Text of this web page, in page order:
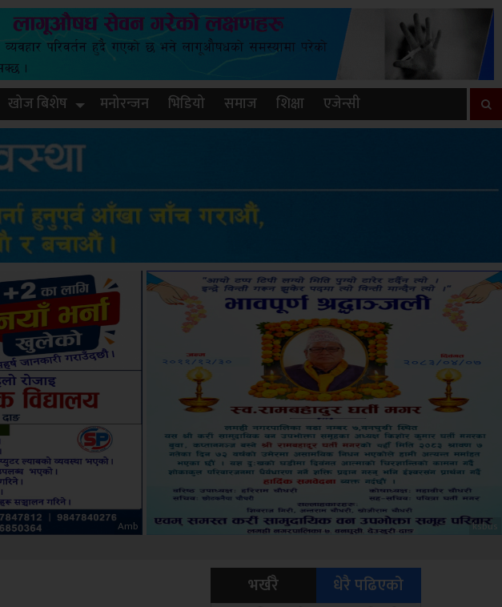
खोज बिशेष मनोरन्जन भिडियो समाज शिक्षा एजेन्सी
ksbus Sdc
भर्खरै धेरै पढिएको